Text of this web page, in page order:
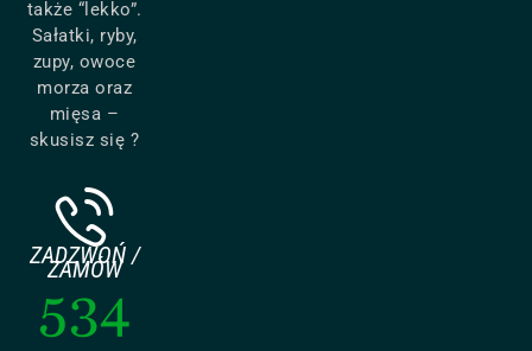
także “lekko”.
Sałatki, ryby,
zupy, owoce
morza oraz
mięsa –
skusisz się ?
ZADZWOŃ /
ZAMÓW
534